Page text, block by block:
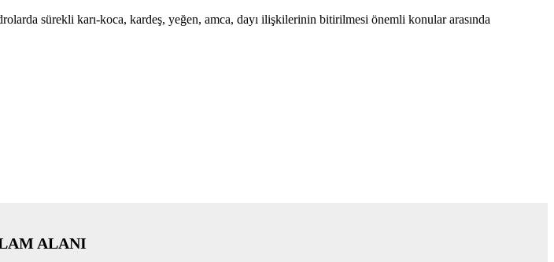
sürekli karı-koca, kardeş, yeğen, amca, dayı ilişkilerinin bitirilmesi önemli konular arasında
ALANI